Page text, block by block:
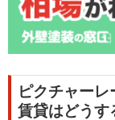
ピクチャー
賃貸はどうす